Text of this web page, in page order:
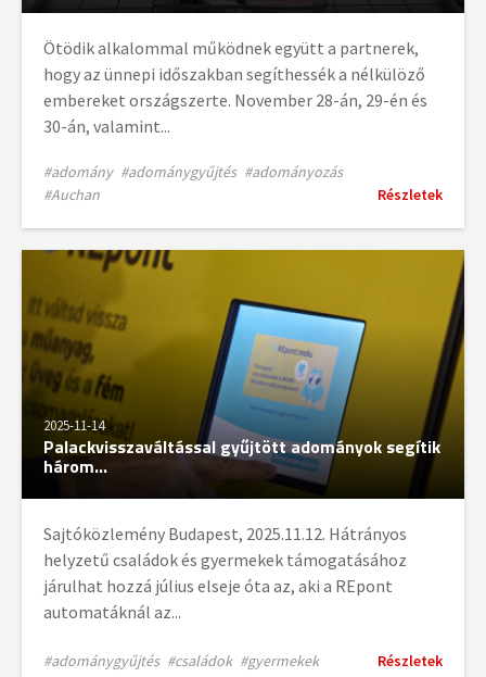
Ötödik alkalommal működnek együtt a partnerek,
hogy az ünnepi időszakban segíthessék a nélkülöző
embereket országszerte. November 28-án, 29-én és
30-án, valamint...
#adomány #adománygyűjtés #adományozás
#Auchan
Részletek
2025-11-14
Palackvisszaváltással gyűjtött adományok segítik
három...
Sajtóközlemény Budapest, 2025.11.12. Hátrányos
helyzetű családok és gyermekek támogatásához
járulhat hozzá július elseje óta az, aki a REpont
automatáknál az...
#adománygyűjtés #családok #gyermekek Részletek